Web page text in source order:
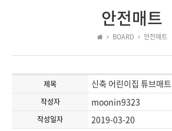
안전매트
BOARD 안전매트
제목 신축 어린이집 튜브매트
작성자 moonin9323
작성일자 2019-03-20